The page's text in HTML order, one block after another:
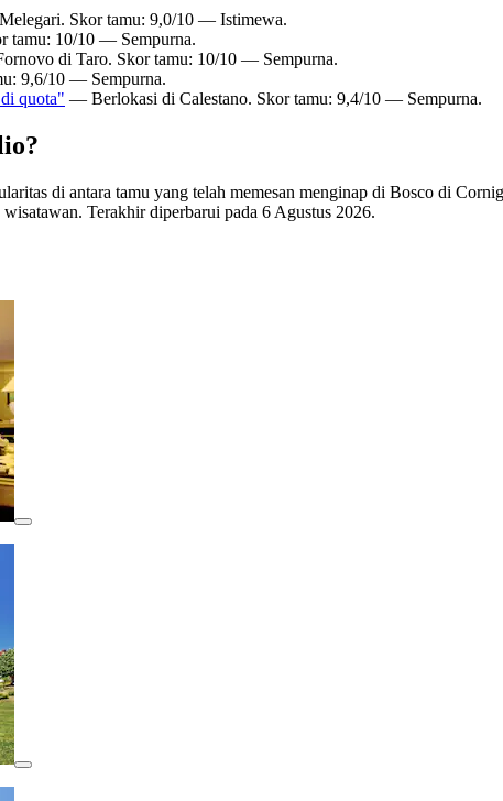
Skor tamu: 9,0/10 — Istimewa.
tamu: 10/10 — Sempurna.
di Taro. Skor tamu: 10/10 — Sempurna.
9,6/10 — Sempurna.
quota" — Berlokasi di Calestano. Skor tamu: 9,4/10 — Sempurna.
di antara tamu yang telah memesan menginap di Bosco di
Terakhir diperbarui pada 6 Agustus 2026.